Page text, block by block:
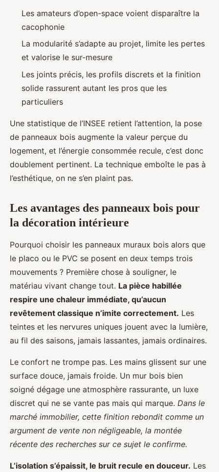
Les amateurs d’open-space voient disparaître la
cacophonie
La modularité s’adapte au projet, limite les pertes
et valorise le sur-mesure
Les joints précis, les profils discrets et la finition
solide rassurent autant les pros que les
particuliers
Une statistique de l’INSEE retient l’attention, la pose
de panneaux bois augmente la valeur perçue du
logement, et l’énergie consommée recule, c’est donc
doublement pertinent. La technique emboîte le pas à
l’esthétique, on ne s’en plaint pas.
Les avantages des panneaux bois pour
la décoration intérieure
Pourquoi choisir les panneaux muraux bois alors que
le placo ou le PVC se posent en deux temps trois
mouvements ? Première chose à souligner, le
matériau vivant change tout. La pièce habillée
respire une chaleur immédiate, qu’aucun
revêtement classique n’imite correctement. Les
teintes et les nervures uniques jouent avec la lumière,
au fil des saisons, jamais lassantes, jamais ordinaires.
Le confort ne trompe pas. Les mains glissent sur une
surface douce, jamais froide. Un mur bois bien
soigné dégage une atmosphère rassurante, un luxe
discret qui ne se vante pas mais qui marque. Dans le
marché immobilier, cette finition rebondit comme un
argument de vente non négligeable, la montée
récente des recherches sur ce sujet le confirme.
L’isolation s’épaissit, le bruit recule en douceur. Les